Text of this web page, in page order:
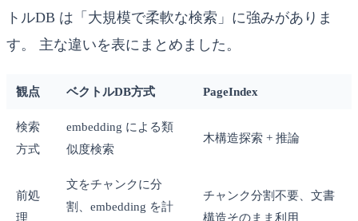
トルDB は「大規模で柔軟な検索」に強みがありま
す。 主な違いを表にまとめました。
観点 ベクトルDB方式 PageIndex
検索
方式
embedding による類
似度検索
木構造探索 + 推論
前処
理
文をチャンクに分
割、embedding を計
チャンク分割不要、文書
構造そのまま利用